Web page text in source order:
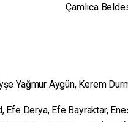
Çamlıca
Yağmur Aygün, Kerem
Efe Derya, Efe Bayraktar,